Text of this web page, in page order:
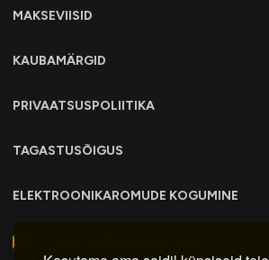
MAKSEVIISID
KAUBAMÄRGID
PRIVAATSUSPOLIITIKA
TAGASTUSÕIGUS
ELEKTROONIKAROMUDE KOGUMINE